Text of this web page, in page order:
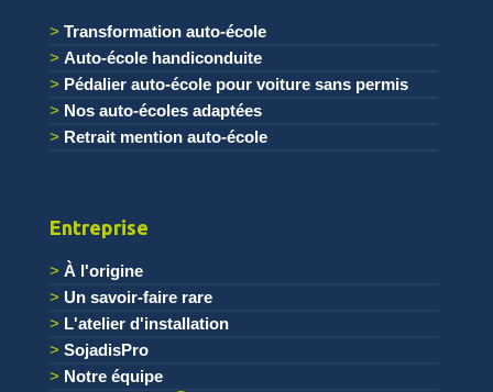
Transformation auto-école
Auto-école handiconduite
Pédalier auto-école pour voiture sans permis
Nos auto-écoles adaptées
Retrait mention auto-école
Entreprise
À l'origine
Un savoir-faire rare
L'atelier d'installation
SojadisPro
Notre équipe